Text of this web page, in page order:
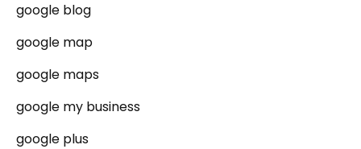
google blog
google map
google maps
google my business
google plus